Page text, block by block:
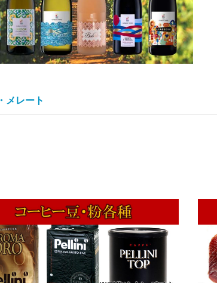
メレート